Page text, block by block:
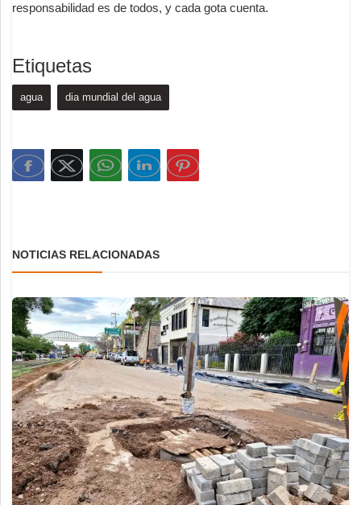
responsabilidad es de todos, y cada gota cuenta.
Etiquetas
agua dia mundial del agua
NOTICIAS RELACIONADAS